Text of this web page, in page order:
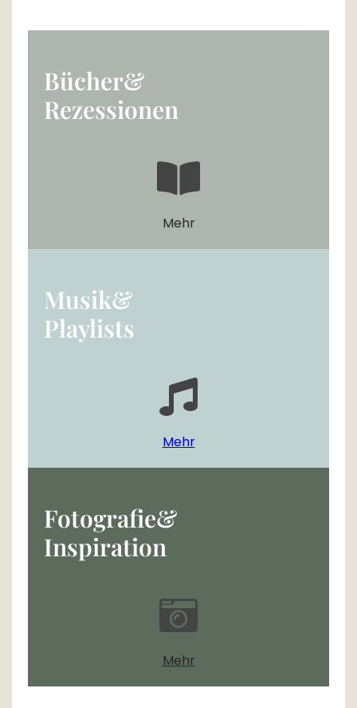
Bücher&
Rezessionen
Mehr
Musik&
Playlists
Mehr
Fotografie&
Inspiration
Mehr